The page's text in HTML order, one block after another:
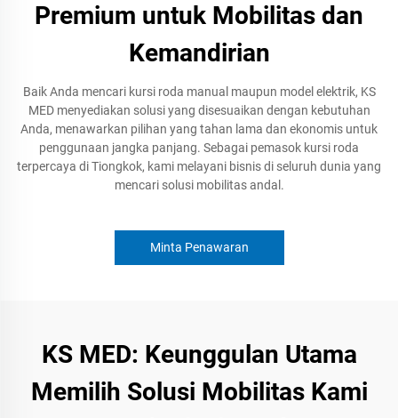
Premium untuk Mobilitas dan
Kemandirian
Baik Anda mencari kursi roda manual maupun model elektrik, KS
MED menyediakan solusi yang disesuaikan dengan kebutuhan
Anda, menawarkan pilihan yang tahan lama dan ekonomis untuk
penggunaan jangka panjang. Sebagai pemasok kursi roda
terpercaya di Tiongkok, kami melayani bisnis di seluruh dunia yang
mencari solusi mobilitas andal.
Minta Penawaran
KS MED: Keunggulan Utama
Memilih Solusi Mobilitas Kami